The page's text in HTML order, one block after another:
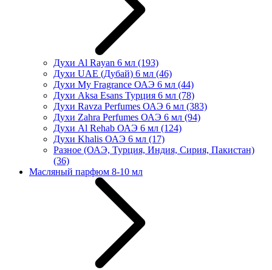
Духи Al Rayan 6 мл (193)
Духи UAE (Дубай) 6 мл (46)
Духи My Fragrance ОАЭ 6 мл (44)
Духи Aksa Esans Турция 6 мл (78)
Духи Ravza Perfumes ОАЭ 6 мл (383)
Духи Zahra Perfumes ОАЭ 6 мл (94)
Духи Al Rehab ОАЭ 6 мл (124)
Духи Khalis ОАЭ 6 мл (17)
Разное (ОАЭ, Турция, Индия, Сирия, Пакистан)
(36)
Масляный парфюм 8-10 мл